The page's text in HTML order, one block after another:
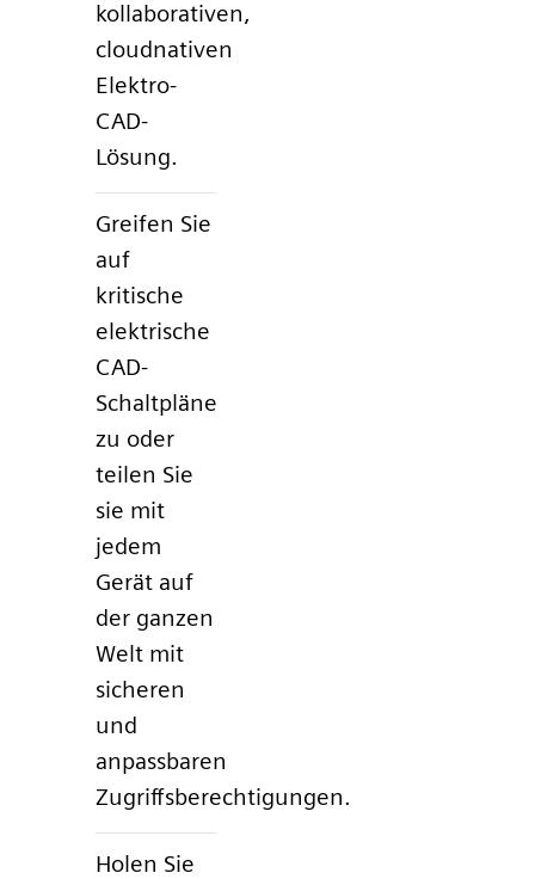
kollaborativen,
cloudnativen
Elektro-
CAD-
Lösung.
Greifen Sie
auf
kritische
elektrische
CAD-
Schaltpläne
zu oder
teilen Sie
sie mit
jedem
Gerät auf
der ganzen
Welt mit
sicheren
und
anpassbaren
Zugriffsberechtigungen.
Holen Sie